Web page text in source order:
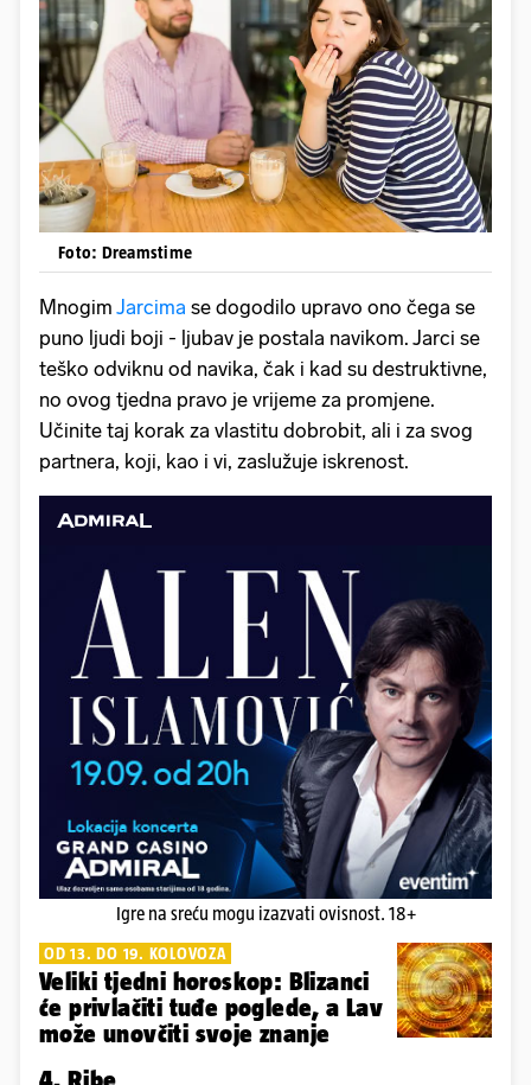
Foto: Dreamstime
Mnogim Jarcima se dogodilo upravo ono čega se
puno ljudi boji - ljubav je postala navikom. Jarci se
teško odviknu od navika, čak i kad su destruktivne,
no ovog tjedna pravo je vrijeme za promjene.
Učinite taj korak za vlastitu dobrobit, ali i za svog
partnera, koji, kao i vi, zaslužuje iskrenost.
Igre na sreću mogu izazvati ovisnost. 18+
OD 13. DO 19. KOLOVOZA
Veliki tjedni horoskop: Blizanci
će privlačiti tuđe poglede, a Lav
može unovčiti svoje znanje
4. Ribe